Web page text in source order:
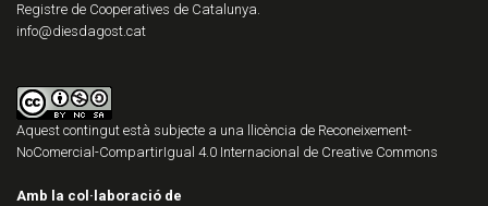
Registre de Cooperatives de Catalunya.
info@diesdagost.cat
Aquest contingut està subjecte a una llicència de Reconeixement-
NoComercial-CompartirIgual 4.0 Internacional de Creative Commons
Amb la col·laboració de